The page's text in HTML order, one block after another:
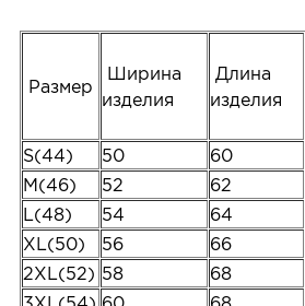
Размер
Ширина
изделия
Длина
изделия
S(44)
50 60
M(46)
52 62
L(48)
54 64
XL(50)
56 66
2XL(52) 58 68